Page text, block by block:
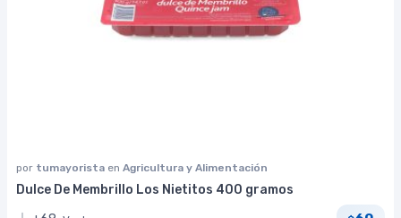
por tumayorista en Agricultura y Alimentación
Dulce De Membrillo Los Nietitos 400 gramos